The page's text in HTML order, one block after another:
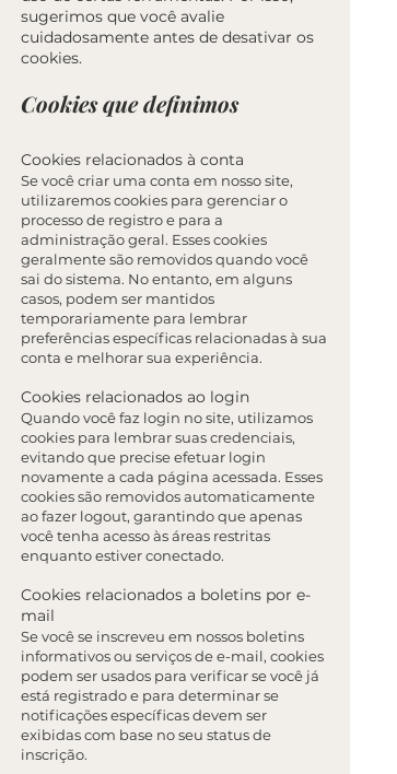
sugerimos que você avalie
cuidadosamente antes de desativar os
cookies.
Cookies que definimos
Cookies relacionados à conta
Se você criar uma conta em nosso site,
utilizaremos cookies para gerenciar o
processo de registro e para a
administração geral. Esses cookies
geralmente são removidos quando você
sai do sistema. No entanto, em alguns
casos, podem ser mantidos
temporariamente para lembrar
preferências específicas relacionadas à sua
conta e melhorar sua experiência.
Cookies relacionados ao login
Quando você faz login no site, utilizamos
cookies para lembrar suas credenciais,
evitando que precise efetuar login
novamente a cada página acessada. Esses
cookies são removidos automaticamente
ao fazer logout, garantindo que apenas
você tenha acesso às áreas restritas
enquanto estiver conectado.
Cookies relacionados a boletins por e-
mail
Se você se inscreveu em nossos boletins
informativos ou serviços de e-mail, cookies
podem ser usados para verificar se você já
está registrado e para determinar se
notificações específicas devem ser
exibidas com base no seu status de
inscrição.